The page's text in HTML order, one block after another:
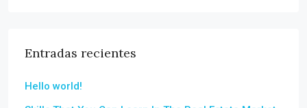
Entradas recientes
Hello world!